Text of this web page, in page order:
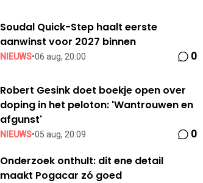
Soudal Quick-Step haalt eerste
aanwinst voor 2027 binnen
NIEUWS•06 aug, 20:00 0
Robert Gesink doet boekje open over
doping in het peloton: 'Wantrouwen en
afgunst'
NIEUWS•05 aug, 20:09 0
Onderzoek onthult: dit ene detail
maakt Pogacar zó goed